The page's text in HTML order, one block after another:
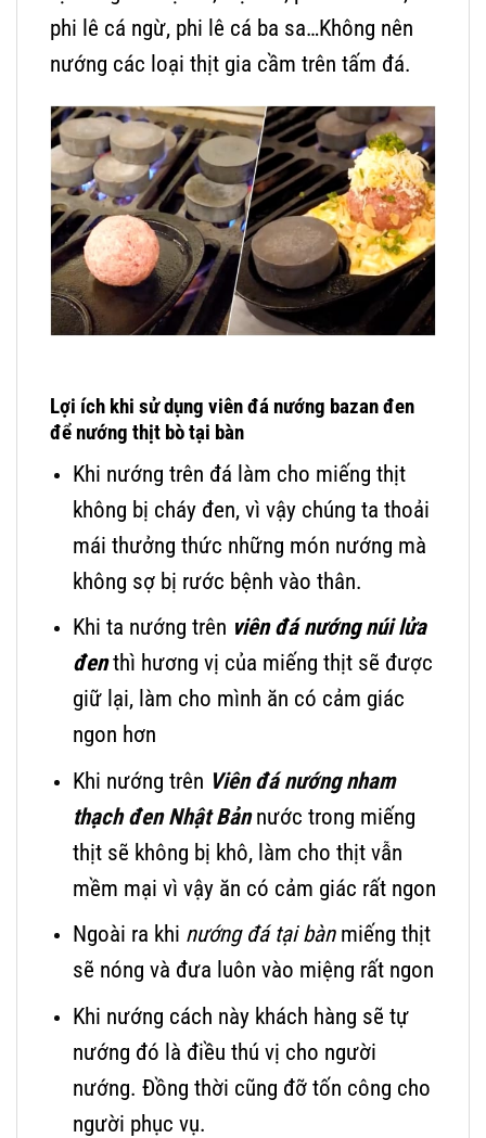
phi lê cá ngừ, phi lê cá ba sa…Không nên
nướng các loại thịt gia cầm trên tấm đá.
Lợi ích khi sử dụng viên đá nướng bazan đen
để nướng thịt bò tại bàn
Khi nướng trên đá làm cho miếng thịt
không bị cháy đen, vì vậy chúng ta thoải
mái thưởng thức những món nướng mà
không sợ bị rước bệnh vào thân.
Khi ta nướng trên viên đá nướng núi lửa
đen thì hương vị của miếng thịt sẽ được
giữ lại, làm cho mình ăn có cảm giác
ngon hơn
Khi nướng trên Viên đá nướng nham
thạch đen Nhật Bảnnước trong miếng
thịt sẽ không bị khô, làm cho thịt vẫn
mềm mại vì vậy ăn có cảm giác rất ngon
Ngoài ra khi nướng đá tại bànmiếng thịt
sẽ nóng và đưa luôn vào miệng rất ngon
Khi nướng cách này khách hàng sẽ tự
nướng đó là điều thú vị cho người
nướng. Đồng thời cũng đỡ tốn công cho
người phục vụ.